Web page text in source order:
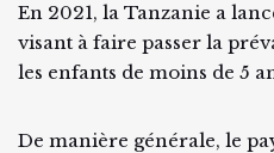
En 2021, la Tanzanie a
visant à faire passer la
les enfants de moins de 5
De manière générale, le